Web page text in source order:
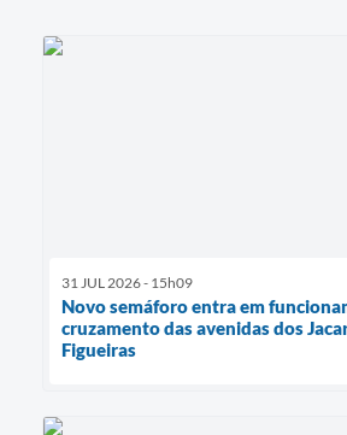
31 JUL 2026 - 15h09
Novo semáforo entra em
cruzamento das avenidas dos
Figueiras